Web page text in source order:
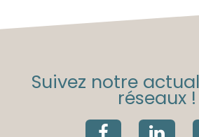
Suivez notre
réseaux !